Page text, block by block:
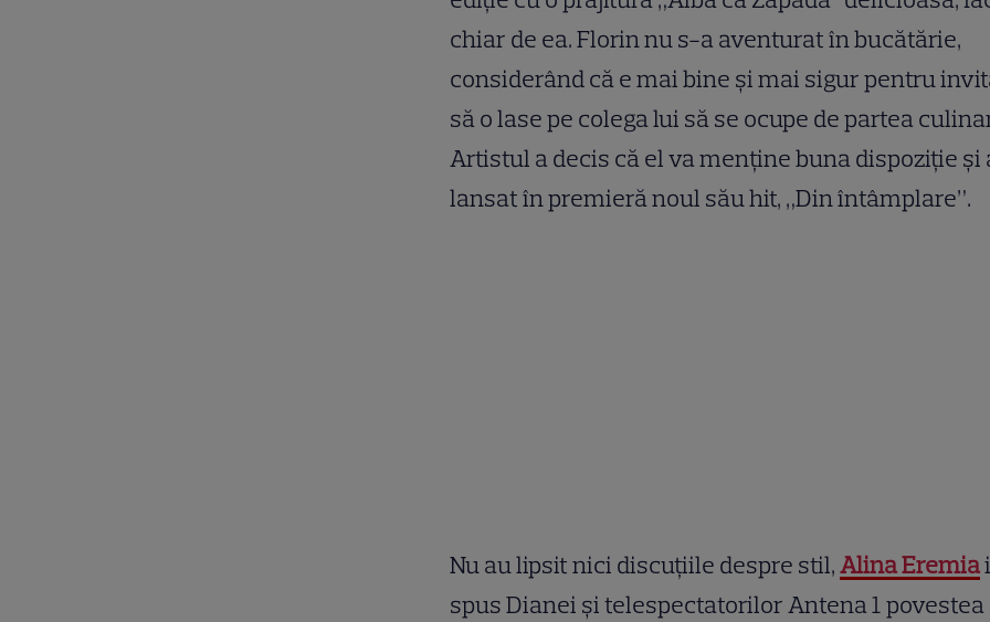
chiar de ea. Florin nu s-a aventurat în bucătărie,
considerând că e mai bine și mai sigur pentru
să o lase pe colega lui să se ocupe de partea
Artistul a decis că el va menține buna dispoziție și
lansat în premieră noul său hit, „Din întâmplare”.
Nu au lipsit nici discuțiile despre stil,Alina Eremia
spus Dianei şi telespectatorilor Antena 1 povestea